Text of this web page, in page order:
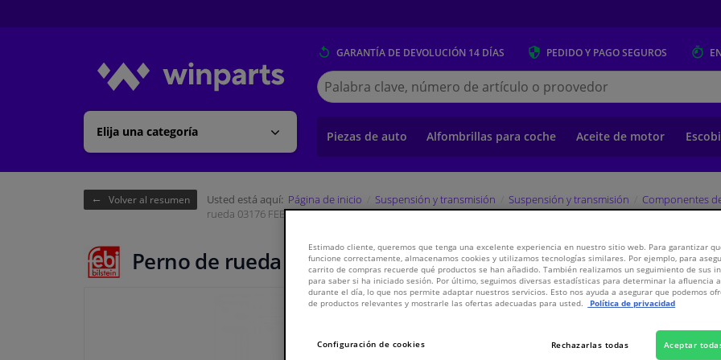
Elija una categoría
GARANTÍA DE DEVOLUCIÓN 14 DÍAS PEDIDO Y PAGOSEGUROS
Buscar
en
Winparts.es
Piezas de auto Alfombrillas para coche Aceite de motor
Volver al resumen Usted está aquí: Página de inicio Suspensión y transmisión Suspensión y transmisión Componentes
rueda 03176 FEBI
Perno de rueda 03176 FEBI
WINPRICE
1, €
Estimado cliente, queremos que tenga una excelente experiencia en nuestro sitio web. Para garantizar
funcione correctamente, almacenamos cookies y utilizamos tecnologías similares. Por ejemplo, para
carrito de compras recuerde qué productos se han añadido. También realizamos un seguimiento de sus
para saber si ha iniciado sesión. Por último, seguimos diversas estadísticas para determinar la afluencia
durante el día, lo que nos permite adaptar nuestros servicios. Esto nos ayuda a asegurar que podemos
de productos relevantes y mostrarle las ofertas adecuadas para usted.
Política de privacidad
Configuración de cookies Rechazarlas todas Aceptar